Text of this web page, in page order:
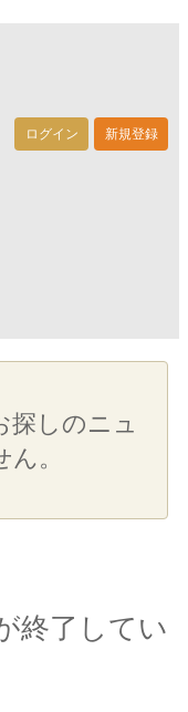
ログイン 新規登録
しのニュ
。
終了してい